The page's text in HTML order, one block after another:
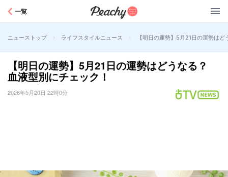
一覧
ニューストップ > ライフスタイルニュース > 【明日の運勢】5月21日の運勢は
【明日の運勢】5月21日の運勢はどうなる？
血液型別にチェック！
2026年5月20日 22時0分